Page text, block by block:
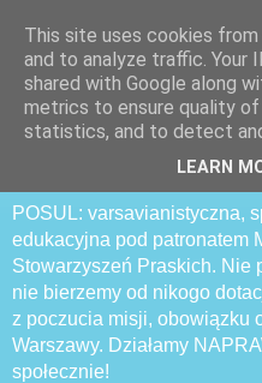
Praski
POSUL: varsavianistyczna,
edukacyjna pod patronatem
Stowarzyszeń Praskich. Nie
nie bierzemy od nikogo
z poczucia misji, obowiązku
Warszawy. Działamy
społecznie!
This site uses cookies
and to analyze traffic. Your
shared with Google along
metrics to ensure quality
statistics, and to detect
LEARN